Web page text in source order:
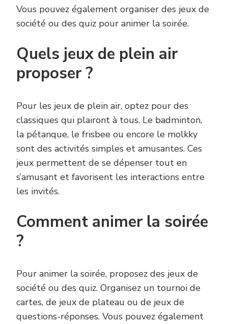
Vous pouvez également organiser des jeux de
société ou des quiz pour animer la soirée.
Quels jeux de plein air
proposer ?
Pour les jeux de plein air, optez pour des
classiques qui plairont à tous. Le badminton,
la pétanque, le frisbee ou encore le molkky
sont des activités simples et amusantes. Ces
jeux permettent de se dépenser tout en
s’amusant et favorisent les interactions entre
les invités.
Comment animer la soirée
?
Pour animer la soirée, proposez des jeux de
société ou des quiz. Organisez un tournoi de
cartes, de jeux de plateau ou de jeux de
questions-réponses. Vous pouvez également